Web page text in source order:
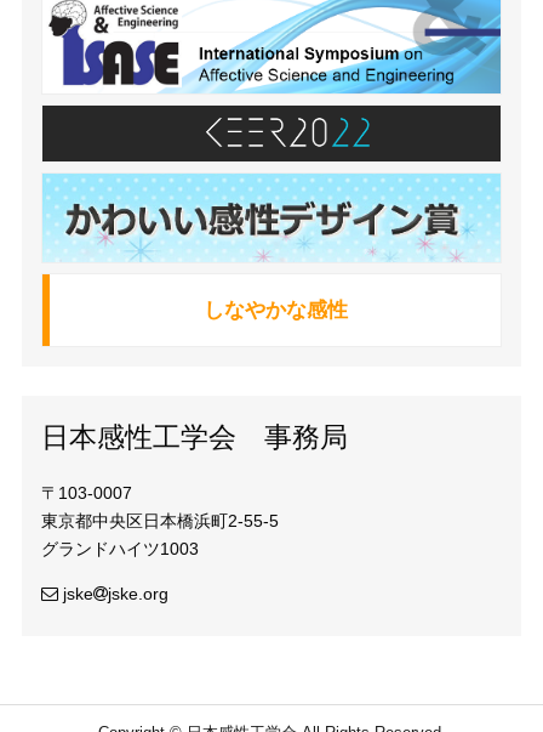
しなやかな感性
日本感性工学会 事務局
〒103-0007
東京都中央区日本橋浜町2-55-5
グランドハイツ1003
jske jske.org